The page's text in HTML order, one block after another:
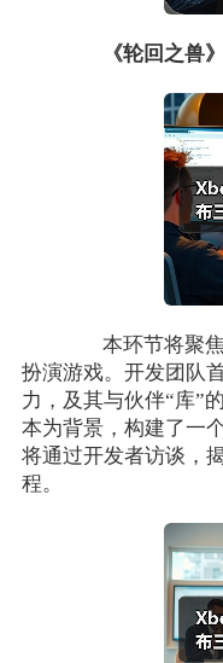
《轮回之兽》​
本环节将聚焦
扮演游戏。开发团队
力，及其与伙伴“库”
本为背景，构建了一
将通过开发者访谈，
程。